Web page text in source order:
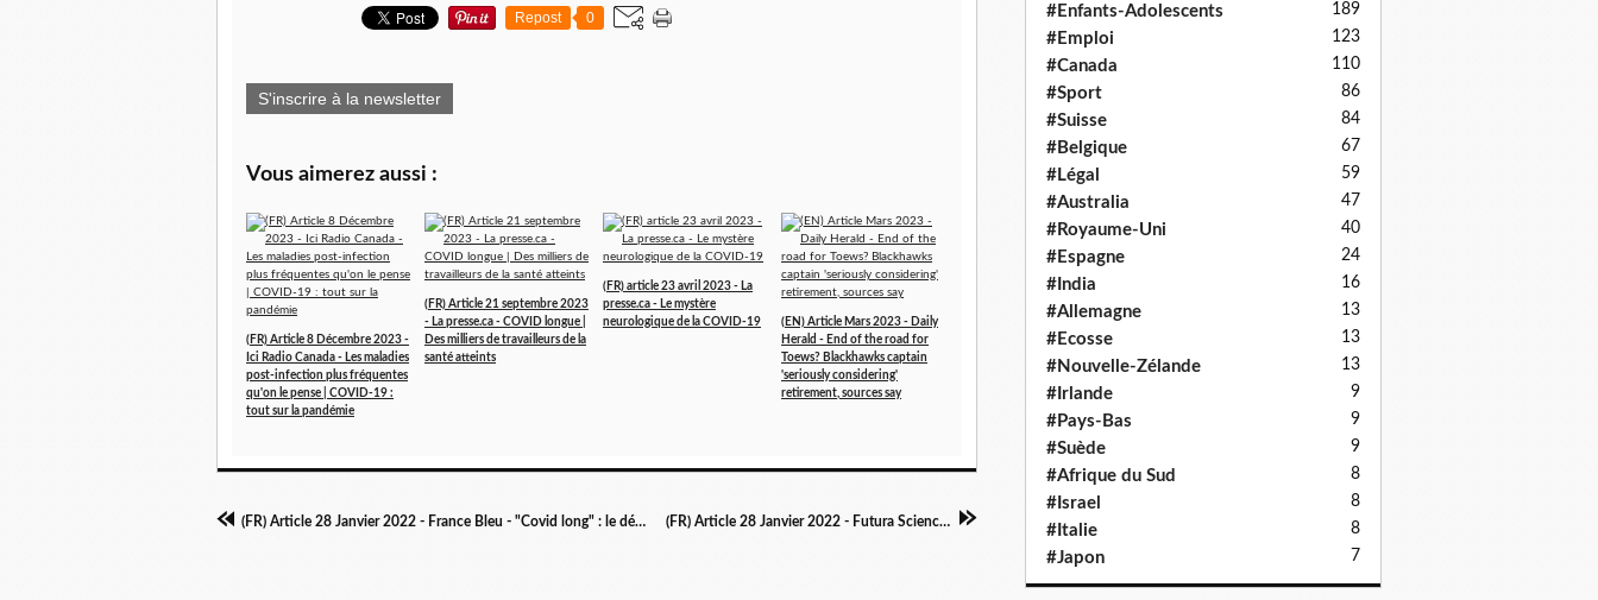
Repost 0
S'inscrire à la newsletter
Vous aimerez aussi :
(FR) Article 8 Décembre 2023 -
Ici Radio Canada - Les maladies
post-infection plus fréquentes
qu'on le pense | COVID-19 :
tout sur la pandémie
(FR) Article 21 septembre 2023
- La presse.ca - COVID longue |
Des milliers de travailleurs de la
santé atteints
(FR) article 23 avril 2023 - La
presse.ca - Le mystère
neurologique de la COVID-19
(EN) Article Mars 2023 - Daily
Herald - End of the road for
Toews? Blackhawks captain
'seriously considering'
retirement, sources say
(FR) Article 28 Janvier 2022 - France Bleu - "Covid long" : le député du Territoire de Belfort Michel Zumkeller veut que la loi s'applique rapidement (FR) Article 28 Janvier 2022 - Futura Sciences - 4 facteurs qui favorisent le Covid long ont été identifiés
#Enfants-Adolescents 189
#Emploi 123
#Canada 110
#Sport 86
#Suisse 84
#Belgique 67
#Légal 59
#Australia 47
#Royaume-Uni 40
#Espagne 24
#India 16
#Allemagne 13
#Ecosse 13
#Nouvelle-Zélande 13
#Irlande 9
#Pays-Bas 9
#Suède 9
#Afrique du Sud 8
#Israel 8
#Italie 8
#Japon 7